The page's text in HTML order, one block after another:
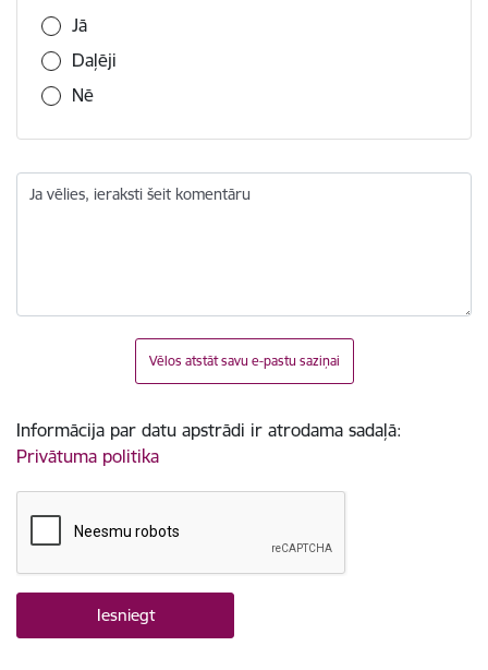
Jā
Daļēji
Nē
Ja vēlies, ieraksti šeit komentāru
Vēlos atstāt savu e-pastu saziņai
Informācija par datu apstrādi ir atrodama sadaļā:
Privātuma politika